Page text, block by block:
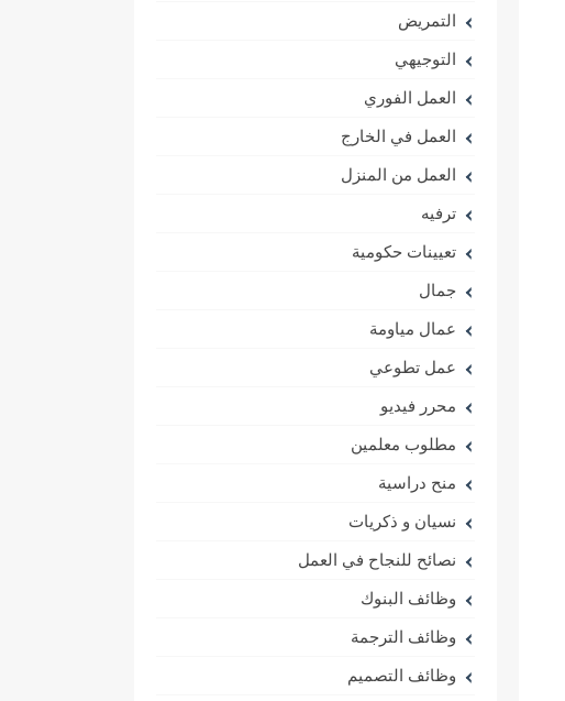
التمريض
التوجيهي
العمل الفوري
العمل في الخارج
العمل من المنزل
ترفيه
تعيينات حكومية
جمال
عمال مياومة
عمل تطوعي
محرر فيديو
مطلوب معلمين
منح دراسية
نسيان و ذكريات
نصائح للنجاح في العمل
وظائف البنوك
وظائف الترجمة
وظائف التصميم